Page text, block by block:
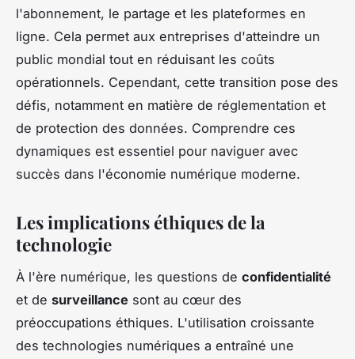
l'abonnement, le partage et les plateformes en
ligne. Cela permet aux entreprises d'atteindre un
public mondial tout en réduisant les coûts
opérationnels. Cependant, cette transition pose des
défis, notamment en matière de réglementation et
de protection des données. Comprendre ces
dynamiques est essentiel pour naviguer avec
succès dans l'économie numérique moderne.
Les implications éthiques de la
technologie
À l'ère numérique, les questions de confidentialité
et de surveillance sont au cœur des
préoccupations éthiques. L'utilisation croissante
des technologies numériques a entraîné une